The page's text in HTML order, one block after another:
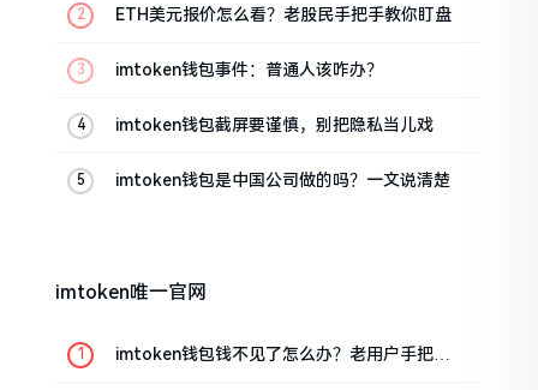
ETH美元报价怎么看？老股民手把手教你盯盘
imtoken钱包事件：普通人该咋办？
imtoken钱包截屏要谨慎，别把隐私当儿戏
imtoken钱包是中国公司做的吗？一文说清楚
imtoken唯一官网
imtoken钱包钱不见了怎么办？老用户手把手